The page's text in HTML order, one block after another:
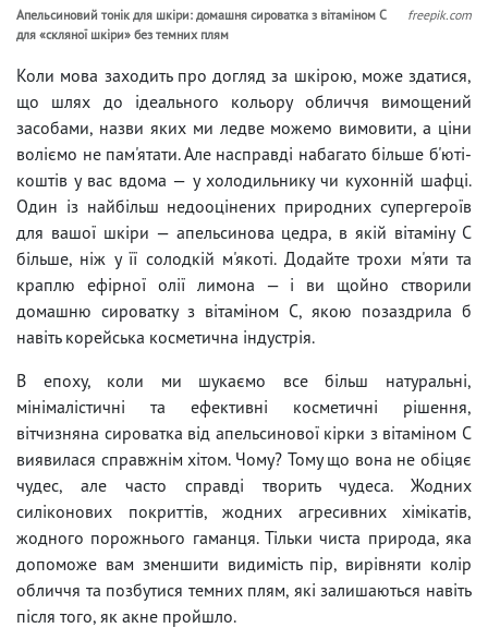
Апельсиновий тонік для шкіри: домашня сироватка з вітаміном С
для «скляної шкіри» без темних плям
freepik.com
Коли мова заходить про догляд за шкірою, може здатися,
що шлях до ідеального кольору обличчя вимощений
засобами, назви яких ми ледве можемо вимовити, а ціни
воліємо не пам'ятати. Але насправді набагато більше б'юті-
коштів у вас вдома — у холодильнику чи кухонній шафці.
Один із найбільш недооцінених природних супергероїв
для вашої шкіри — апельсинова цедра, в якій вітаміну С
більше, ніж у її солодкій м'якоті. Додайте трохи м'яти та
краплю ефірної олії лимона — і ви щойно створили
домашню сироватку з вітаміном С, якою позаздрила б
навіть корейська косметична індустрія.
В епоху, коли ми шукаємо все більш натуральні,
мінімалістичні та ефективні косметичні рішення,
вітчизняна сироватка від апельсинової кірки з вітаміном С
виявилася справжнім хітом. Чому? Тому що вона не обіцяє
чудес, але часто справді творить чудеса. Жодних
силіконових покриттів, жодних агресивних хімікатів,
жодного порожнього гаманця. Тільки чиста природа, яка
допоможе вам зменшити видимість пір, вирівняти колір
обличчя та позбутися темних плям, які залишаються навіть
після того, як акне пройшло.